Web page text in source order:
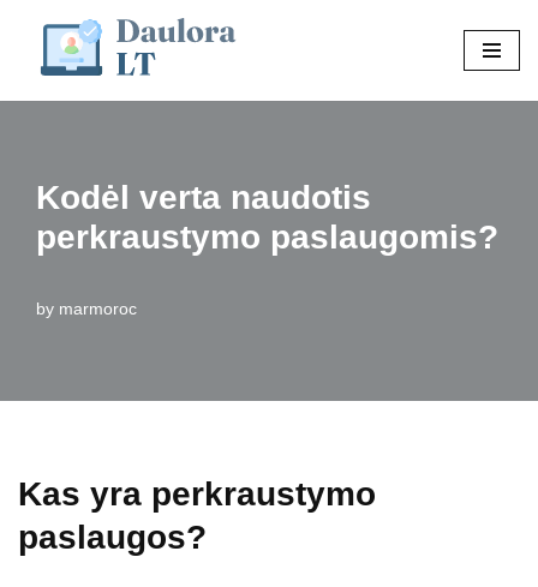
Skip
to
Kodėl verta naudotis
perkraustymo paslaugomis?
by marmoroc
Kas yra perkraustymo
paslaugos?